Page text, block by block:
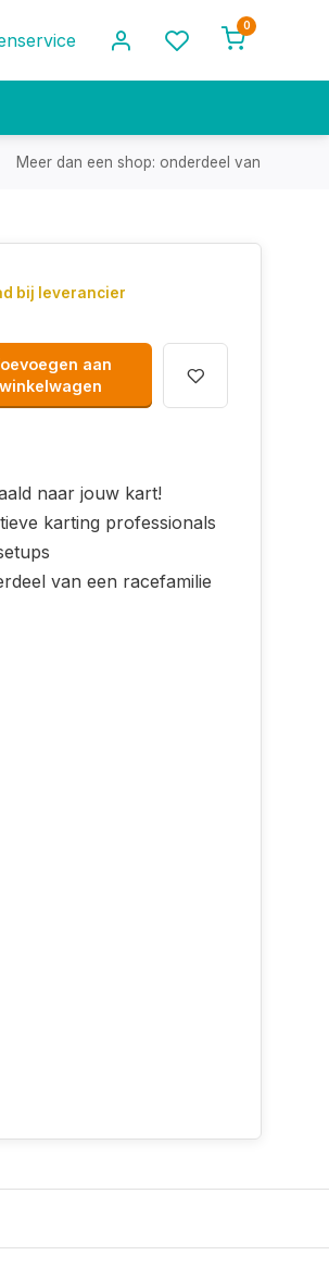
0
Meer dan een shop: onderdeel van een
bij leverancier
aan
winkelwagen
naar jouw kart!
karting professionals
van een racefamilie